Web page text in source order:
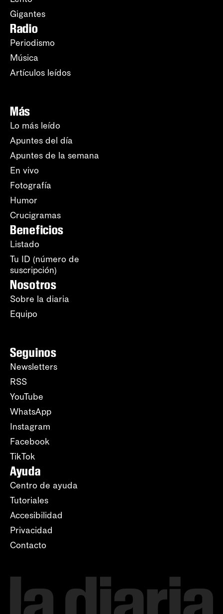
Gigantes
Radio
Periodismo
Música
Artículos leídos
Más
Lo más leído
Apuntes del día
Apuntes de la semana
En vivo
Fotografía
Humor
Crucigramas
Beneficios
Listado
Tu ID (número de
suscripción)
Nosotros
Sobre la diaria
Equipo
Seguinos
Newsletters
RSS
YouTube
WhatsApp
Instagram
Facebook
TikTok
Ayuda
Centro de ayuda
Tutoriales
Accesibilidad
Privacidad
Contacto